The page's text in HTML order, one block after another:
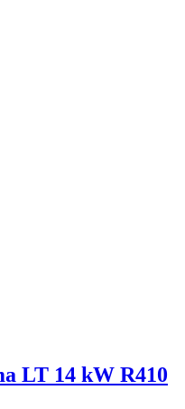
LT 14 kW R410